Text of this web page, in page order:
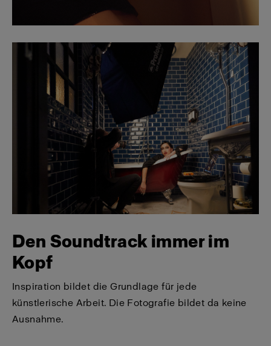
Den Soundtrack immer im
Kopf
Inspiration bildet die Grundlage für jede
künstlerische Arbeit. Die Fotografie bildet da keine
Ausnahme.